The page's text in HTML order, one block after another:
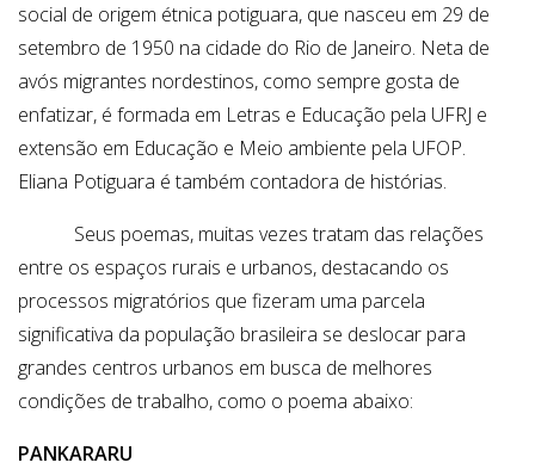
social de origem étnica potiguara, que nasceu em 29 de
setembro de 1950 na cidade do Rio de Janeiro. Neta de
avós migrantes nordestinos, como sempre gosta de
enfatizar, é formada em Letras e Educação pela UFRJ e
extensão em Educação e Meio ambiente pela UFOP.
Eliana Potiguara é também contadora de histórias.
Seus poemas, muitas vezes tratam das relações
entre os espaços rurais e urbanos, destacando os
processos migratórios que fizeram uma parcela
significativa da população brasileira se deslocar para
grandes centros urbanos em busca de melhores
condições de trabalho, como o poema abaixo:
PANKARARU